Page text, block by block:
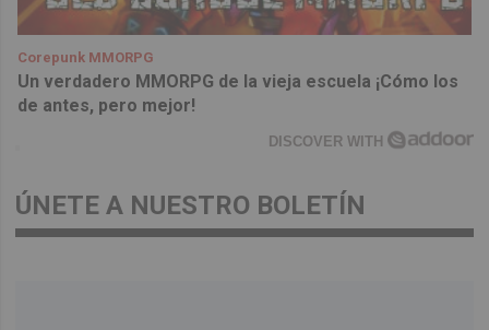
Corepunk MMORPG
Un verdadero MMORPG de la vieja escuela ¡Cómo los
de antes, pero mejor!
DISCOVER WITH
ÚNETE A NUESTRO BOLETÍN